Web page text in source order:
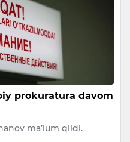
prokuratura davom
ma’lum qildi.